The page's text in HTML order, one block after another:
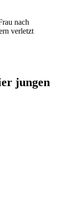
nach
verletzt
jungen